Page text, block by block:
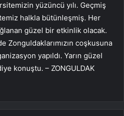
yüzüncü yılı. Geçmiş
halkla bütünleşmiş. Her
güzel bir etkinlik olacak.
Zonguldaklarımızın coşkusuna
yapıldı. Yarın güzel
konuştu. – ZONGULDAK